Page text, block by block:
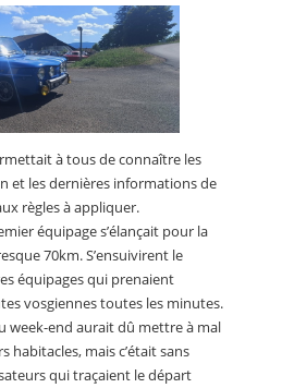
à tous de connaître les
et les dernières informations de
règles à appliquer.
équipage s’élançait pour la
70km. S’ensuivirent le
équipages qui prenaient
vosgiennes toutes les minutes.
week-end aurait dû mettre à mal
habitacles, mais c’était sans
qui traçaient le départ